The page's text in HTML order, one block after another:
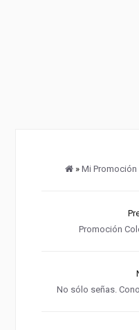
»Mi Promoción
Promoción
No sólo señas.